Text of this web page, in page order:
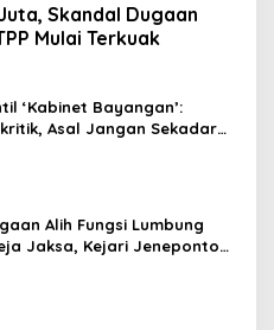
Skandal Dugaan
Mulai Terkuak
‘Kabinet Bayangan’:
Asal Jangan Sekadar
Alih Fungsi Lumbung
Jaksa, Kejari Jeneponto
Seluruh Dokumen